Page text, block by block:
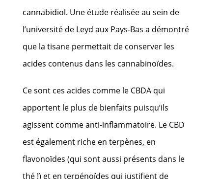
cannabidiol. Une étude réalisée au sein de
l’université de Leyd aux Pays-Bas a démontré
que latisane permettait de conserver les
acides contenus dans les cannabinoïdes.
Ce sont ces acides comme le CBDA qui
apportent le plus de bienfaits puisqu’ils
agissent comme anti-inflammatoire. Le CBD
est également riche en terpènes, en
flavonoïdes (qui sont aussi présents dans le
thé !) et en terpénoïdes qui justifient de